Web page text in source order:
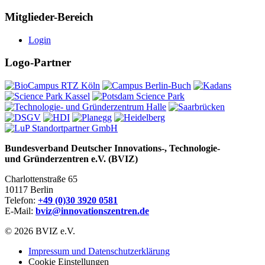
Mitglieder-Bereich
Login
Logo-Partner
Bundesverband Deutscher Innovations-, Technologie-
und Gründerzentren e.V. (BVIZ)
Charlottenstraße 65
10117 Berlin
Telefon: +49 (0)30 3920 0581
E-Mail: bviz@innovationszentren.de
© 2026 BVIZ e.V.
Impressum und Datenschutzerklärung
Cookie Einstellungen